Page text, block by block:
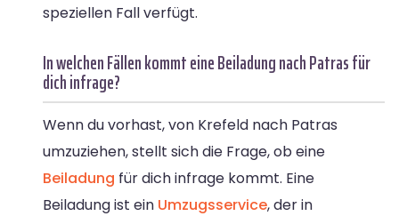
speziellen Fall verfügt.
In welchen Fällen kommt eine Beiladung nach Patras für
dich infrage?
Wenn du vorhast, von Krefeld nach Patras
umzuziehen, stellt sich die Frage, ob eine
Beiladung für dich infrage kommt. Eine
Beiladung ist ein Umzugsservice, der in